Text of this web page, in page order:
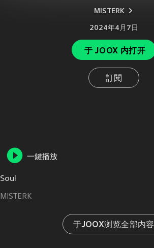
MISTERK
2024年4月7日
于 JOOX 内打开
訂閱
一鍵播放
Soul
MISTERK
于JOOX浏览全部内容